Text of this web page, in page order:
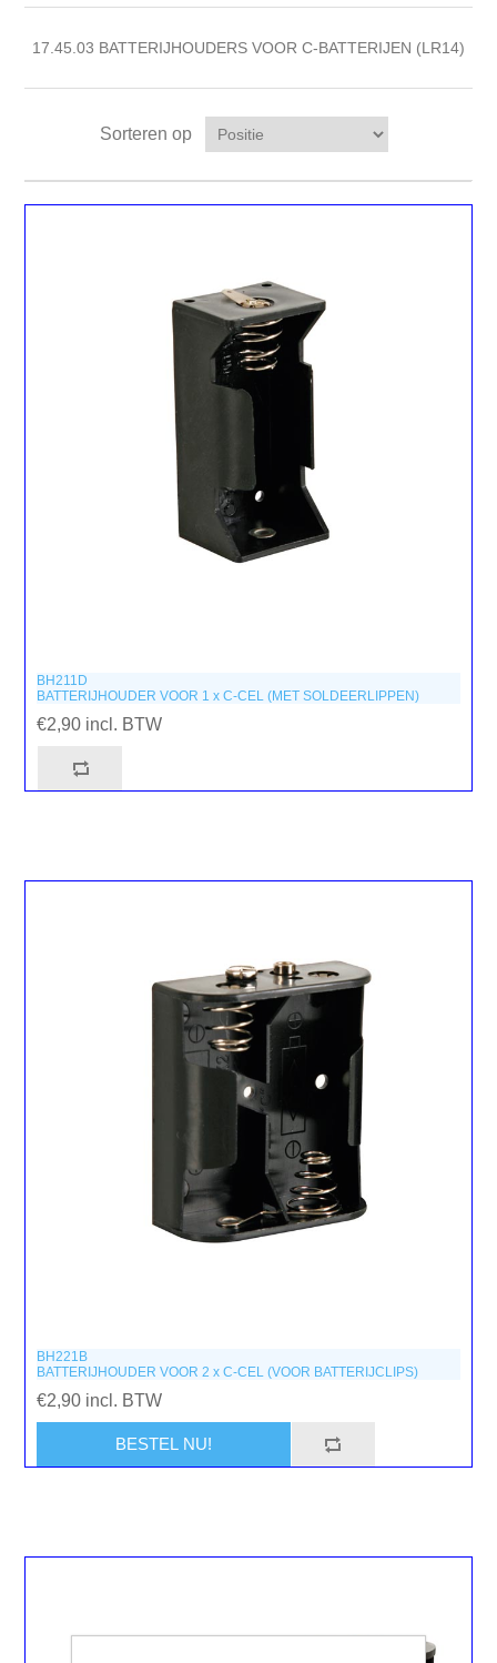
17.45.03 BATTERIJHOUDERS VOOR C-BATTERIJEN (LR14)
Sorteren op
BH211D
BATTERIJHOUDER VOOR 1 x C-CEL (MET SOLDEERLIPPEN)
€2,90 incl. BTW
BH221B
BATTERIJHOUDER VOOR 2 x C-CEL (VOOR BATTERIJCLIPS)
€2,90 incl. BTW